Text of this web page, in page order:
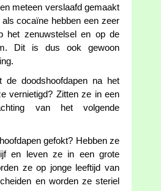
meteen verslaafd gemaakt
cocaïne hebben een zeer
het zenuwstelsel en op de
Dit is dus ook gewoon
de doodshoofdapen na het
vernietigd? Zitten ze in een
van het volgende
gefokt? Hebben ze
en leven ze in een grote
ze op jonge leeftijd van
en worden ze steriel